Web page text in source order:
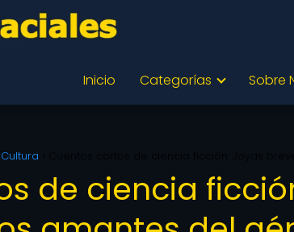
Inicio Categorías Sobre
de ciencia